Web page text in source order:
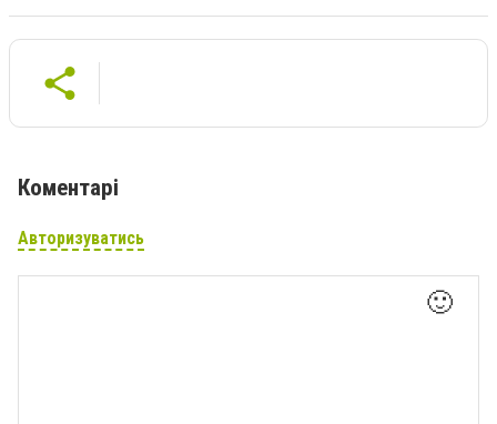
Коментарі
Авторизуватись
🙂